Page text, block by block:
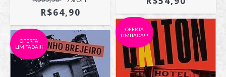
R$64,90
OFERTA
LIMITADA!!!
OFERTA
LIMITADA!!!